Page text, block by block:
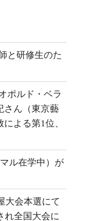
と研修生のた
ポルド・ベラ
さん（東京藝
よる第1位、
ル在学中）が
大会本選にて
れ全国大会に